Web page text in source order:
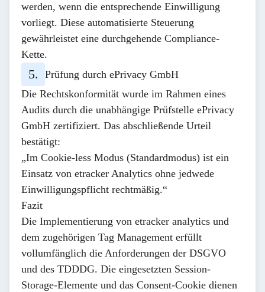
werden, wenn die entsprechende Einwilligung
vorliegt. Diese automatisierte Steuerung
gewährleistet eine durchgehende Compliance-
Kette.
Prüfung durch ePrivacy GmbH
Die Rechtskonformität wurde im Rahmen eines
Audits durch die unabhängige Prüfstelle ePrivacy
GmbH zertifiziert. Das abschließende Urteil
bestätigt:
„Im Cookie-less Modus (Standardmodus) ist ein
Einsatz von etracker Analytics ohne jedwede
Einwilligungspflicht rechtmäßig.“
Fazit
Die Implementierung von etracker analytics und
dem zugehörigen Tag Management erfüllt
vollumfänglich die Anforderungen der DSGVO
und des TDDDG. Die eingesetzten Session-
Storage-Elemente und das Consent-Cookie dienen